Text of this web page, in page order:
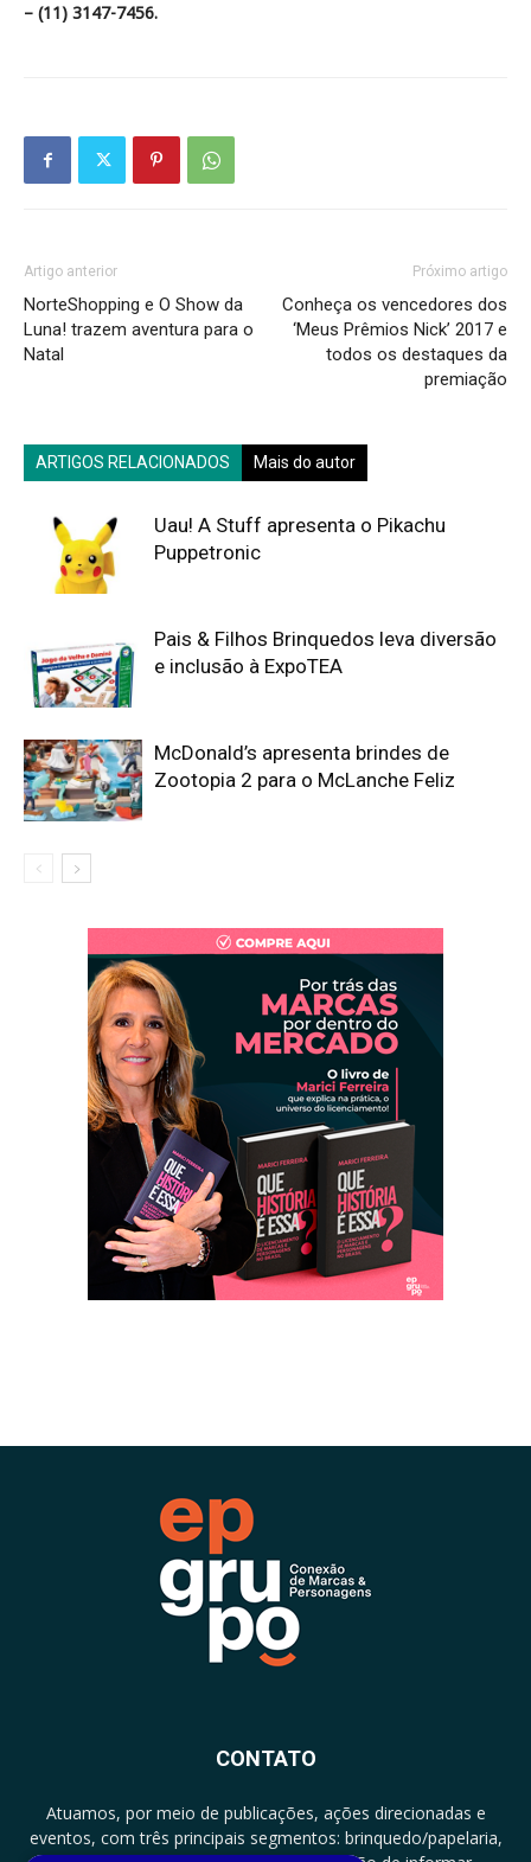
– (11) 3147-7456.
Artigo anterior
NorteShopping e O Show da
Luna! trazem aventura para o
Natal
Próximo artigo
Conheça os vencedores dos
‘Meus Prêmios Nick’ 2017 e
todos os destaques da
premiação
ARTIGOS RELACIONADOS Mais do autor
Uau! A Stuff apresenta o Pikachu
Puppetronic
Pais & Filhos Brinquedos leva diversão
e inclusão à ExpoTEA
McDonald’s apresenta brindes de
Zootopia 2 para o McLanche Feliz
CONTATO
Atuamos, por meio de publicações, ações direcionadas e
eventos, com três principais segmentos: brinquedo/papelaria,